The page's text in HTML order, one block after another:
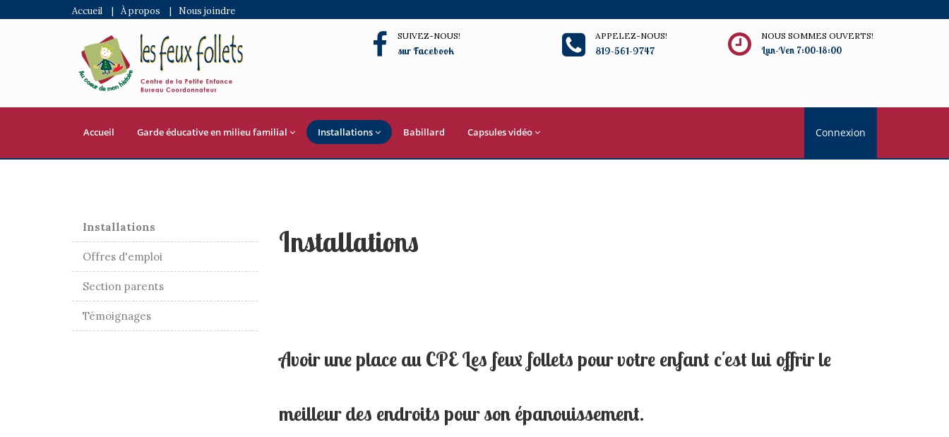
Accueil | À propos | Nous joindre
SUIVEZ-NOUS!
sur Facebook
APPELEZ-NOUS!
819-561-9747
NOUS SOMMES OUVERTS!
Lun-Ven 7:00-18:00
Accueil Garde éducative en milieu familial Installations Babillard Capsules vidéo Connexion
Installations
Avoir une place au CPE Les feux follets pour votre enfant c'est lui offrir le
meilleur des endroits pour son épanouissement.
Installations
Offres d'emploi
Section parents
Témoignages